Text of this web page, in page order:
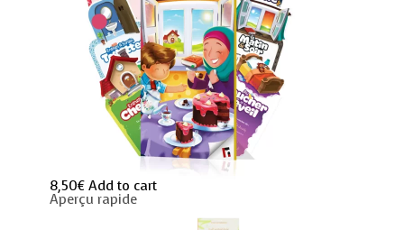
8,50€ Add to cart
Aperçu rapide